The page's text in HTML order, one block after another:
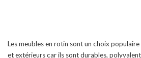
Les meubles en rotin sont un choix
et extérieurs car ils sont durables,